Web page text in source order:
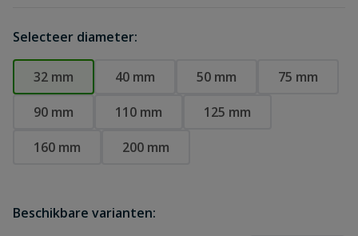
Selecteer diameter:
32 mm 40 mm 50 mm
75 mm
90 mm
110 mm
125 mm
160 mm
200 mm
Beschikbare varianten: